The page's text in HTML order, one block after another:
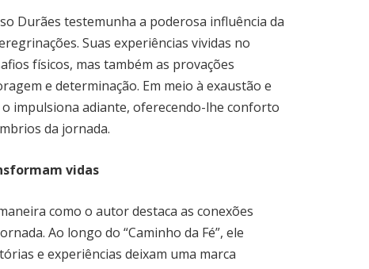
Durães testemunha a poderosa influência da
Suas experiências vividas no
físicos, mas também as provações
e determinação. Em meio à exaustão e
impulsiona adiante, oferecendo-lhe conforto
da jornada.
vidas
como o autor destaca as conexões
Ao longo do “Caminho da Fé”, ele
e experiências deixam uma marca